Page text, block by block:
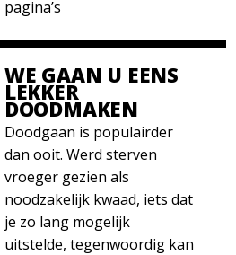
pagina’s
WE GAAN U EENS
LEKKER
DOODMAKEN
Doodgaan is populairder
dan ooit. Werd sterven
vroeger gezien als
noodzakelijk kwaad, iets dat
je zo lang mogelijk
uitstelde, tegenwoordig kan